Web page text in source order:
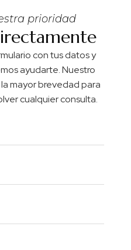
prioridad
con tus datos y
ayudarte. Nuestro
mayor brevedad para
cualquier consulta.